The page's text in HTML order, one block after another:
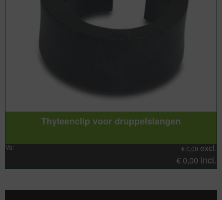
Thyleenclip voor druppelslangen
Va: € 0,00excl.
€ 0,00 incl.